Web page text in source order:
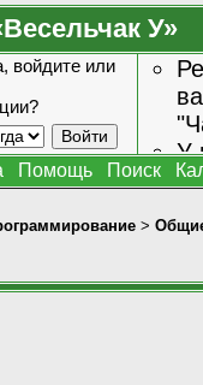
У»
войдите или
У
Помощь Поиск
>